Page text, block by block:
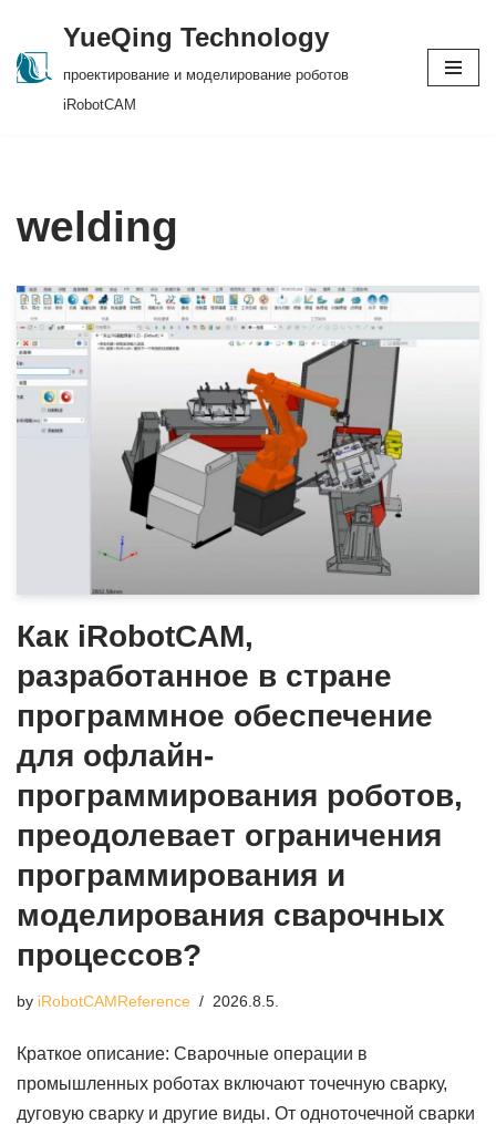
Skip
YueQing Technology
проектирование и моделирование роботов
iRobotCAM
welding
Как iRobotCAM,
разработанное в стране
программное обеспечение
для офлайн-
программирования роботов,
преодолевает ограничения
программирования и
моделирования сварочных
процессов?
by iRobotCAMReference 2026.8.5.
Краткое описание: Сварочные операции в
промышленных роботах включают точечную сварку,
дуговую сварку и другие виды. От одноточечной сварки